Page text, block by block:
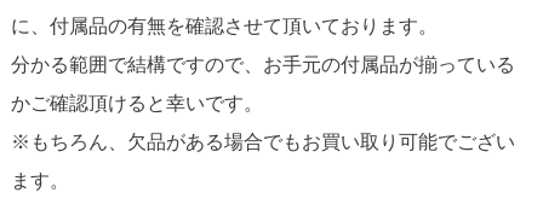
に、付属品の有無を確認させて頂いております。
分かる範囲で結構ですので、お手元の付属品が揃っている
かご確認頂けると幸いです。
※もちろん、欠品がある場合でもお買い取り可能でござい
ます。